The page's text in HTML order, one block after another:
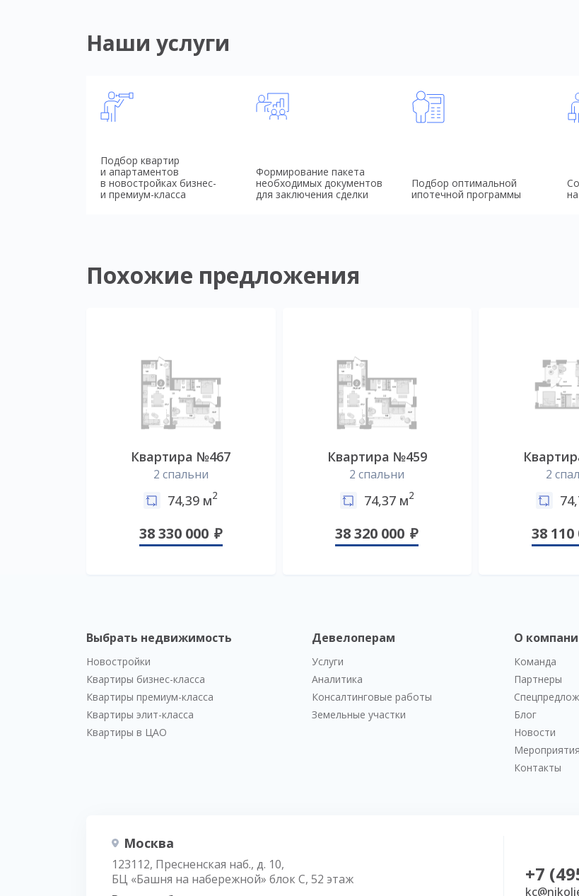
Наши услуги
Подбор квартир
и апартаментов
в новостройках бизнес-
и премиум-класса
Формирование пакета
необходимых документов
для заключения сделки
Подбор оптимальной
ипотечной программы
Похожие предложения
Квартира №467
2 спальни
74,39 м2
38 330 000
Квартира №459
2 спальни
74,37 м2
38 320 000
2
38 110
Выбрать недвижимость
Новостройки
Квартиры бизнес-класса
Квартиры премиум-класса
Квартиры элит-класса
Квартиры в ЦАО
Девелоперам
Услуги
Аналитика
Консалтинговые работы
Земельные участки
О
Команда
Партнеры
Блог
Новости
Мероприятия
Контакты
Москва
123112, Пресненская наб., д. 10,
БЦ «Башня на набережной» блок С, 52 этаж
+7